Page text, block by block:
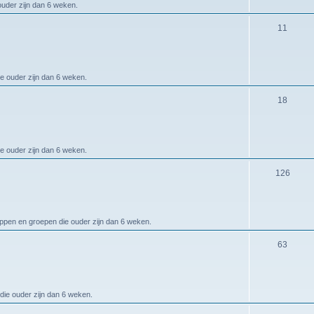
zijn dan 6 weken.
ouder zijn dan 6 weken.
11
ouder zijn dan 6 weken.
18
en groepen die ouder zijn dan 6 weken.
126
ouder zijn dan 6 weken.
63